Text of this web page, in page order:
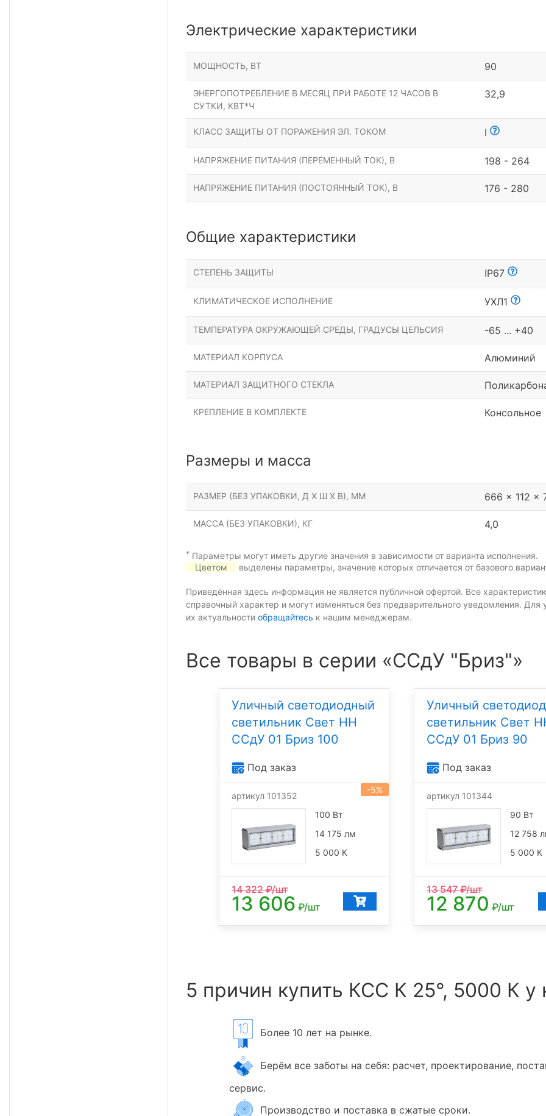
Электрические характеристики
МОЩНОСТЬ, ВТ 90
ЭНЕРГОПОТРЕБЛЕНИЕ В МЕСЯЦ ПРИ РАБОТЕ 12 ЧАСОВ В
СУТКИ, КВТ*Ч
32,9
КЛАСС ЗАЩИТЫ ОТ ПОРАЖЕНИЯ ЭЛ. ТОКОМ I
НАПРЯЖЕНИЕ ПИТАНИЯ (ПЕРЕМЕННЫЙ ТОК), В 198 - 264
НАПРЯЖЕНИЕ ПИТАНИЯ (ПОСТОЯННЫЙ ТОК), В 176 - 280
Общие характеристики
СТЕПЕНЬ ЗАЩИТЫ IP67
КЛИМАТИЧЕСКОЕ ИСПОЛНЕНИЕ УХЛ1
ТЕМПЕРАТУРА ОКРУЖАЮЩЕЙ СРЕДЫ, ГРАДУСЫ ЦЕЛЬСИЯ -65 ... +40
МАТЕРИАЛ КОРПУСА Алюминий
МАТЕРИАЛ ЗАЩИТНОГО СТЕКЛА
КРЕПЛЕНИЕ В КОМПЛЕКТЕ Консольное
Размеры и масса
РАЗМЕР (БЕЗ УПАКОВКИ, Д Х Ш Х В), ММ 666 x 112 x
МАССА (БЕЗ УПАКОВКИ), КГ 4,0
* Параметры могут иметь другие значения в зависимости от варианта исполнения.
Цветом
выделены параметры, значение которых отличается от базового
Приведённая здесь информация не является публичной офертой. Все
справочный характер и могут изменяться без предварительного уведомления. Для
их актуальности обращайтесь к нашим менеджерам.
Все товары в серии «ССдУ "Бриз"»
Уличный светодиодный
светильник Свет НН
ССдУ 01 Бриз 100
Под заказ
-5%
артикул 101352
100 Вт
14 175 лм
5 000 К
14 322₽/шт
13 606 ₽/шт
Уличный
светильник Свет
ССдУ 01 Бриз 90
Под заказ
артикул 101344
90 Вт
12 758
5 000 К
13 547₽/шт
12 870 ₽/шт
5 причин купить КСС К 25°, 5000 К у
Более 10 лет на рынке.
Берём все заботы на себя: расчет, проектирование,
сервис.
Производство и поставка в сжатые сроки.